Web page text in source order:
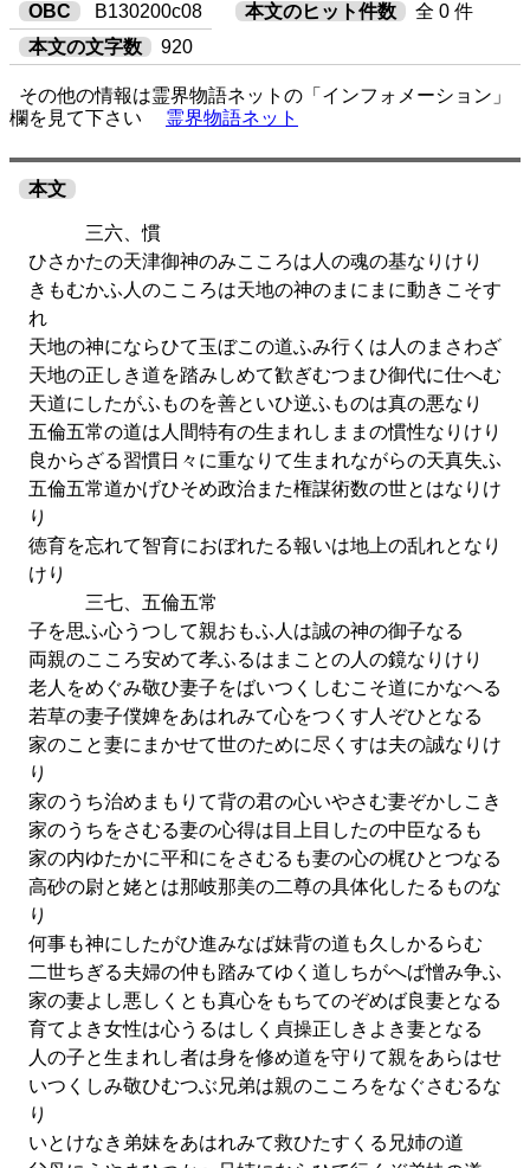
OBC
B130200c08 本文のヒット件数
全 0 件
本文の文字数
920
その他の情報は霊界物語ネットの「インフォメーション」
欄を見て下さい
霊界物語ネット
本文
三六、慣
ひさかたの天津御神のみこころは人の魂の基なりけり
きもむかふ人のこころは天地の神のまにまに動きこそす
れ
天地の神にならひて玉ぼこの道ふみ行くは人のまさわざ
天地の正しき道を踏みしめて歓ぎむつまひ御代に仕へむ
天道にしたがふものを善といひ逆ふものは真の悪なり
五倫五常の道は人間特有の生まれしままの慣性なりけり
良からざる習慣日々に重なりて生まれながらの天真失ふ
五倫五常道かげひそめ政治また権謀術数の世とはなりけ
り
徳育を忘れて智育におぼれたる報いは地上の乱れとなり
けり
三七、五倫五常
子を思ふ心うつして親おもふ人は誠の神の御子なる
両親のこころ安めて孝ふるはまことの人の鏡なりけり
老人をめぐみ敬ひ妻子をばいつくしむこそ道にかなへる
若草の妻子僕婢をあはれみて心をつくす人ぞひとなる
家のこと妻にまかせて世のために尽くすは夫の誠なりけ
り
家のうち治めまもりて背の君の心いやさむ妻ぞかしこき
家のうちをさむる妻の心得は目上目したの中臣なるも
家の内ゆたかに平和にをさむるも妻の心の梶ひとつなる
高砂の尉と姥とは那岐那美の二尊の具体化したるものな
り
何事も神にしたがひ進みなば妹背の道も久しかるらむ
二世ちぎる夫婦の仲も踏みてゆく道しちがへば憎み争ふ
家の妻よし悪しくとも真心をもちてのぞめば良妻となる
育てよき女性は心うるはしく貞操正しきよき妻となる
人の子と生まれし者は身を修め道を守りて親をあらはせ
いつくしみ敬ひむつぶ兄弟は親のこころをなぐさむるな
り
いとけなき弟妹をあはれみて救ひたすくる兄姉の道